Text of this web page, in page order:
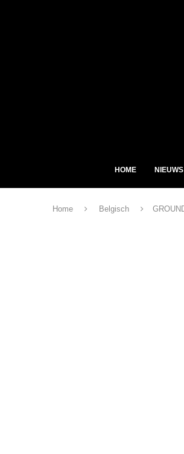
HOME NIEUWS
Home Belgisch